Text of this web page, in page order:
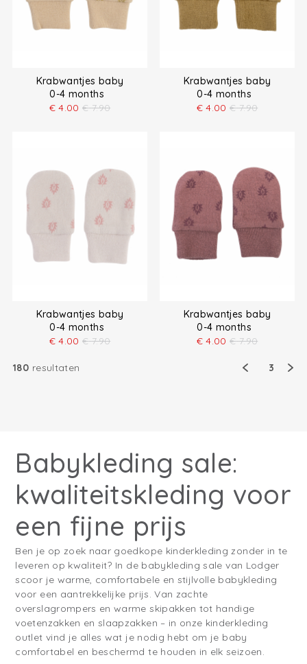
Krabwantjes baby
0-4 months
€ 4.00 € 7.90
Krabwantjes baby
0-4 months
€ 4.00 € 7.90
Krabwantjes baby
0-4 months
€ 4.00 € 7.90
Krabwantjes baby
0-4 months
€ 4.00 € 7.90
180 resultaten 3
Babykleding sale:
kwaliteitskleding voor
een fijne prijs
Ben je op zoek naar goedkope kinderkleding zonder in te
leveren op kwaliteit? In de babykleding sale van Lodger
scoor je warme, comfortabele en stijlvolle babykleding
voor een aantrekkelijke prijs. Van zachte
overslagrompers en warme skipakken tot handige
voetenzakken en slaapzakken – in onze kinderkleding
outlet vind je alles wat je nodig hebt om je baby
comfortabel en beschermd te houden in elk seizoen.